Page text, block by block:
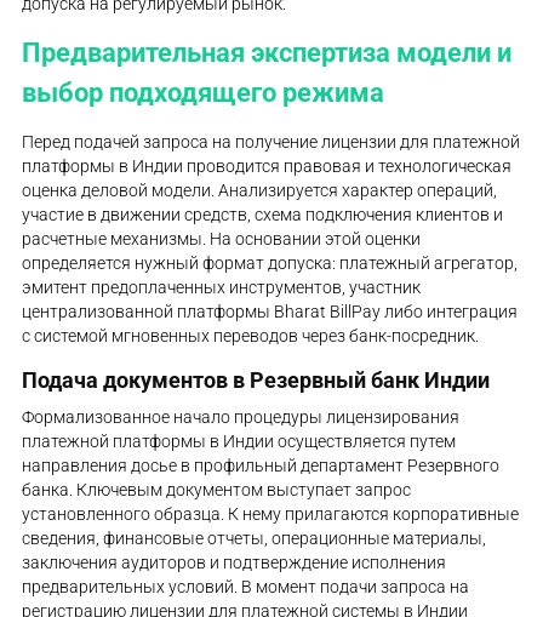
Предварительная экспертиза модели и
выбор подходящего режима
Перед подачей запроса на получение лицензии для платежной
платформы в Индии проводится правовая и технологическая
оценка деловой модели. Анализируется характер операций,
участие в движении средств, схема подключения клиентов и
расчетные механизмы. На основании этой оценки
определяется нужный формат допуска: платежный агрегатор,
эмитент предоплаченных инструментов, участник
централизованной платформы Bharat BillPay либо интеграция
с системой мгновенных переводов через банк-посредник.
Подача документов в Резервный банк Индии
Формализованное начало процедуры лицензирования
платежной платформы в Индии осуществляется путем
направления досье в профильный департамент Резервного
банка. Ключевым документом выступает запрос
установленного образца. К нему прилагаются корпоративные
сведения, финансовые отчеты, операционные материалы,
заключения аудиторов и подтверждение исполнения
предварительных условий. В момент подачи запроса на
регистрацию лицензии для платежной системы в Индии